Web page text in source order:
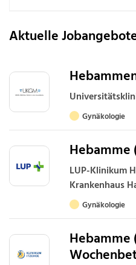
Aktuelle
Gynäkologie
LUP-Klinikum
Krankenhaus
Gynäkologie